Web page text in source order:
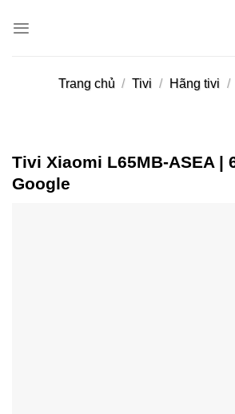
Trang chủ / Tivi / Hãng tivi /
Tivi Xiaomi L65MB-ASEA |
Google